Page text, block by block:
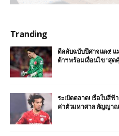
Tranding
ดีลลับฉบับปีศาจแดง! แ
ต้าฯ พร้อมเงื่อนไข ‘สุ
ระเบิดตลาด! เรือใบสีฟ้
ค่าตัวมหาศาล สัญญา